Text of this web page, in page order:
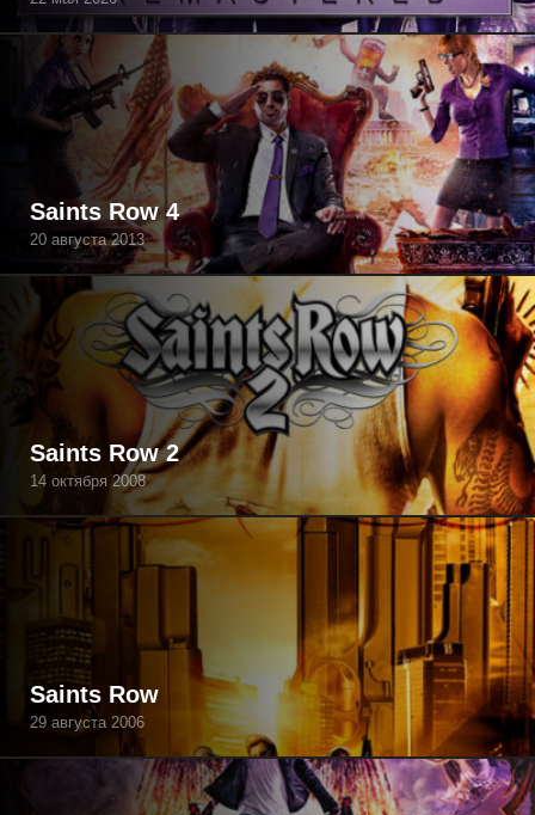
Saints Row 4
20 августа 2013
Saints Row 2
14 октября 2008
Saints Row
29 августа 2006